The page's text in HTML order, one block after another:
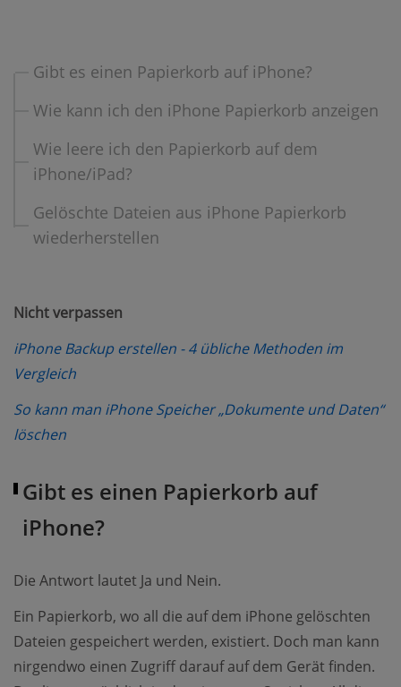
Gibt es einen Papierkorb auf iPhone?
Wie kann ich den iPhone Papierkorb anzeigen
Wie leere ich den Papierkorb auf dem
iPhone/iPad?
Gelöschte Dateien aus iPhone Papierkorb
wiederherstellen
Nicht verpassen
iPhone Backup erstellen - 4 übliche Methoden im
Vergleich(opens new window)
So kann man iPhone Speicher „Dokumente und Daten“
löschen(opens new window)
Gibt es einen Papierkorb auf
iPhone?
Die Antwort lautet Ja und Nein.
Ein Papierkorb, wo all die auf dem iPhone gelöschten
Dateien gespeichert werden, existiert. Doch man kann
nirgendwo einen Zugriff darauf auf dem Gerät finden.